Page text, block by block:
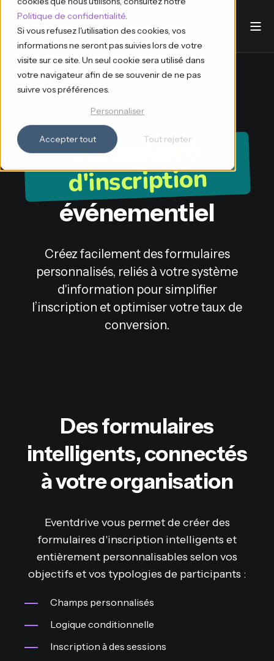
Politique de confidentialité.
Si vous refusez l'utilisation des cookies, vos
informations ne seront pas suivies lors de votre
visite sur ce site. Un seul cookie sera utilisé dans
votre navigateur afin de se souvenir de ne pas
suivre vos préférences.
Personnaliser
Accepter tout Tout rejeter
Formulaire
d'inscription
événementiel
Créez facilement des formulaires
personnalisés, reliés à votre système
d'information pour simplifier
l’inscription et optimiser votre taux de
conversion.
Des formulaires
intelligents, connectés
à votre organisation
Eventdrive vous permet de créer des
formulaires d'inscription intelligents et
entièrement personnalisables selon vos
objectifs et vos typologies de participants :
Champs personnalisés
Logique conditionnelle
Inscription à des sessions